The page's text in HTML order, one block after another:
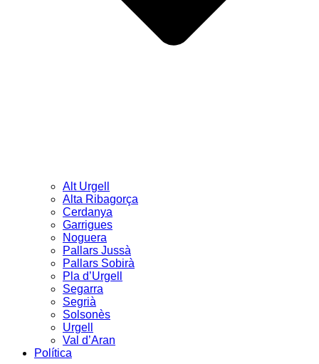
Alt Urgell
Alta Ribagorça
Cerdanya
Garrigues
Noguera
Pallars Jussà
Pallars Sobirà
Pla d’Urgell
Segarra
Segrià
Solsonès
Urgell
Val d’Aran
Política